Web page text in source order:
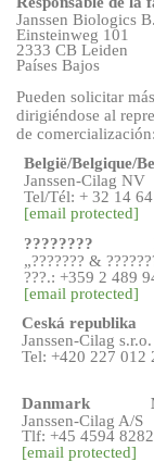
Janssen Biologics
Einsteinweg 101
2333 CB Leiden
Países Bajos
Pueden solicitar
dirigiéndose al
de comercialización:
België/Belgique/
Janssen-Cilag NV
Tel/Tél: + 32 14 64
[email protected]
????????
„??????? &
???.: +359 2 489
[email protected]
Ceská republika
Janssen-Cilag s.r.o.
Tel: +420 227 012
Danmark
Janssen-Cilag A/S
Tlf: +45 4594 8282
[email protected]